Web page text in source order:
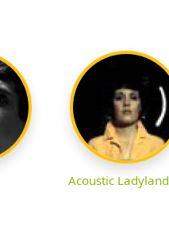
Acoustic Ladyland